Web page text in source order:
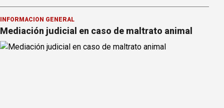
INFORMACION GENERAL
Mediación judicial en caso de maltrato animal